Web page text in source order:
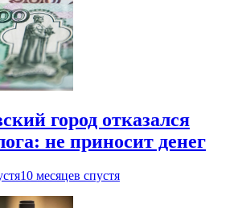
город отказался
не приносит денег
10 месяцев спустя